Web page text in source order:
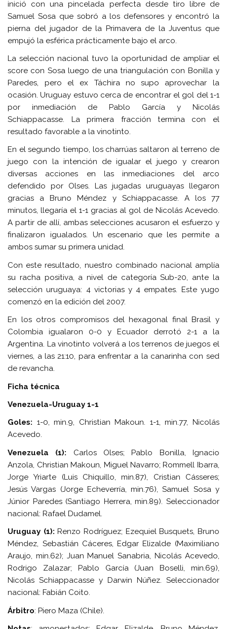
inició con una pincelada perfecta desde tiro libre de
Samuel Sosa que sobró a los defensores y encontró la
pierna del jugador de la Primavera de la Juventus que
empujó la esférica prácticamente bajo el arco.
La selección nacional tuvo la oportunidad de ampliar el
score con Sosa luego de una triangulación con Bonilla y
Paredes, pero el ex Táchira no supo aprovechar la
ocasión. Uruguay estuvo cerca de encontrar el gol del 1-1
por inmediación de Pablo García y Nicolás
Schiappacasse. La primera fracción termina con el
resultado favorable a la vinotinto.
En el segundo tiempo, los charrúas saltaron al terreno de
juego con la intención de igualar el juego y crearon
diversas acciones en las inmediaciones del arco
defendido por Olses. Las jugadas uruguayas llegaron
gracias a Bruno Méndez y Schiappacasse. A los 77
minutos, llegaría el 1-1 gracias al gol de Nicolás Acevedo.
A partir de allí, ambas selecciones acusaron el esfuerzo y
finalizaron igualados. Un escenario que les permite a
ambos sumar su primera unidad.
Con este resultado, nuestro combinado nacional amplía
su racha positiva, a nivel de categoría Sub-20, ante la
selección uruguaya: 4 victorias y 4 empates. Este yugo
comenzó en la edición del 2007.
En los otros compromisos del hexagonal final Brasil y
Colombia igualaron 0-0 y Ecuador derrotó 2-1 a la
Argentina. La vinotinto volverá a los terrenos de juegos el
viernes, a las 21:10, para enfrentar a la canarinha con sed
de revancha.
Ficha técnica
Venezuela-Uruguay 1-1
Goles: 1-0, min.9, Christian Makoun. 1-1, min.77, Nicolás
Acevedo.
Venezuela (1): Carlos Olses; Pablo Bonilla, Ignacio
Anzola, Christian Makoun, Miguel Navarro; Rommell Ibarra,
Jorge Yriarte (Luis Chiquillo, min.87), Cristian Cásseres;
Jesús Vargas (Jorge Echeverría, min.76), Samuel Sosa y
Júnior Paredes (Santiago Herrera, min.89). Seleccionador
nacional: Rafael Dudamel.
Uruguay (1): Renzo Rodríguez; Ezequiel Busquets, Bruno
Méndez, Sebastián Cáceres, Edgar Elizalde (Maximiliano
Araujo, min.62); Juan Manuel Sanabria, Nicolás Acevedo,
Rodrigo Zalazar; Pablo García (Juan Boselli, min.69),
Nicolás Schiappacasse y Darwin Núñez. Seleccionador
nacional: Fabián Coito.
Árbitro: Piero Maza (Chile).